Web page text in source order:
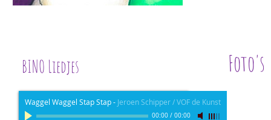
BINO Liedjes
Waggel Waggel Stap Stap- Jeroen Schipper / VOF de Kunst
00:00 / 00:00
Foto's